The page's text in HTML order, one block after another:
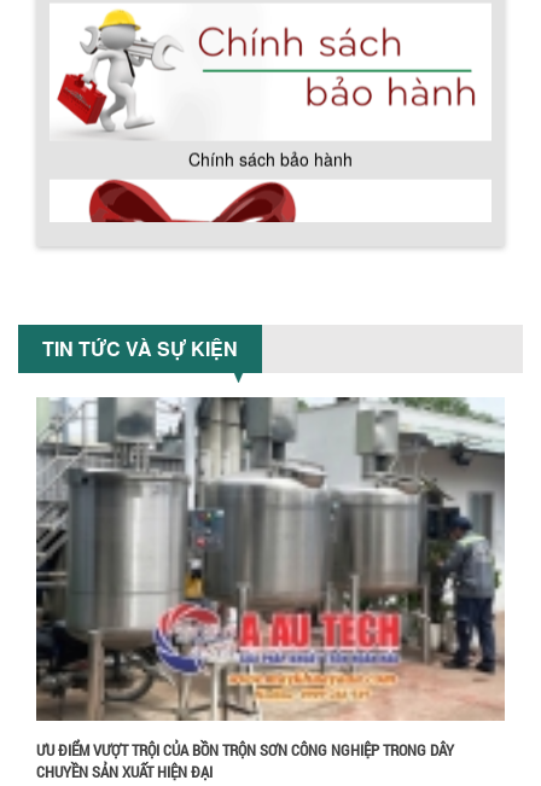
Hướng dẫn thanh toán mua hàng
TIN TỨC VÀ SỰ KIỆN
ƯU ĐIỂM VƯỢT TRỘI CỦA BỒN TRỘN SƠN CÔNG NGHIỆP TRONG DÂY
CHUYỀN SẢN XUẤT HIỆN ĐẠI
Ưu đãi đặc biệt: Giá máy khuấy sơn
công nghiệp giảm sốc lên đến 20%.
Tiết kiệm chi phí, nhận ngay máy
TỐI ƯU CHI PHÍ SẢN XUẤT VỚI MÁY TRỘN
SƠN CÔNG NGHIỆP HIỆN ĐẠI
Khám phá cách máy trộn sơn công
nghiệp giúp doanh nghiệp tiết kiệm
CHỌN MÁY KHUẤY TRỘN HÓA CHẤT CHO
Khám phá những tiêu chí quan trọng
giúp doanh nghiệp lựa chọn máy khuấy
trộn hóa chất phù hợp. Từ máy khuấy
hóa...
NHỮNG YẾU TỐ QUYẾT ĐỊNH KHI CHỌN
BỒN KHUẤY SƠN: VẬT LIỆU, DUNG TÍCH VÀ
CÔNG SUẤT KHUẤY
Khám phá các yếu tố quan trọng khi
chọn bồn khuấy sơn: Vật liệu, dung tích
và công suất khuấy. Giải pháp tối...
BỒN KHUẤY TRỘN CHẤT LỎNG CHO
NGÀNH HÓA CHẤT: NHỮNG YẾU TỐ QUYẾT
ĐỊNH CHẤT LƯỢNG SẢN PHẨM CUỐI
CÙNG
Khám phá những yếu tố quan trọng
quyết định chất lượng sản phẩm khi sử
dụng bồn khuấy trộn chất lỏng trong...